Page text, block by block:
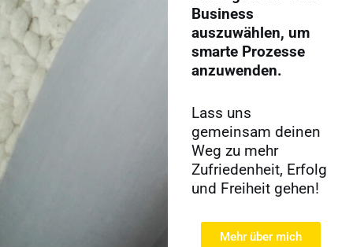
Business
auszuwählen, um
smarte Prozesse
anzuwenden.
Lass uns
gemeinsam deinen
Weg zu mehr
Zufriedenheit, Erfolg
und Freiheit gehen!
Mehr über mich